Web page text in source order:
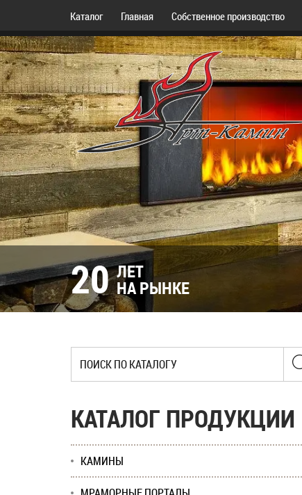
Каталог Главная Собственное производство
20 ЛЕТ
НА РЫНКЕ
КАТАЛОГ ПРОДУКЦИИ
КАМИНЫ